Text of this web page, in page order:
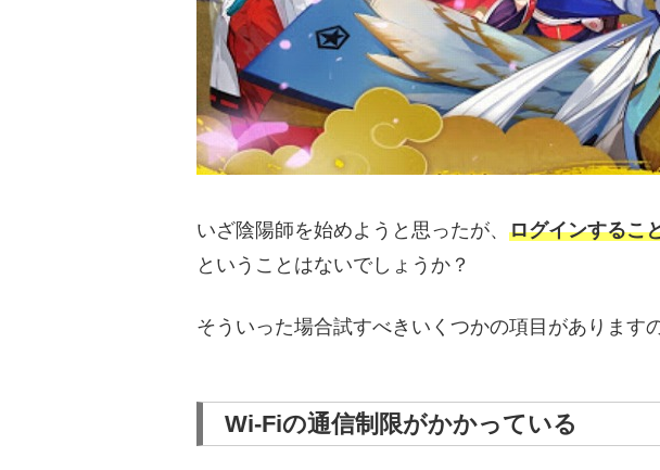
いざ陰陽師を始めようと思ったが、 ログインするこ
ということはないでしょうか？
そういった場合試すべきいくつかの項目があります
Wi-Fiの通信制限がかかっている